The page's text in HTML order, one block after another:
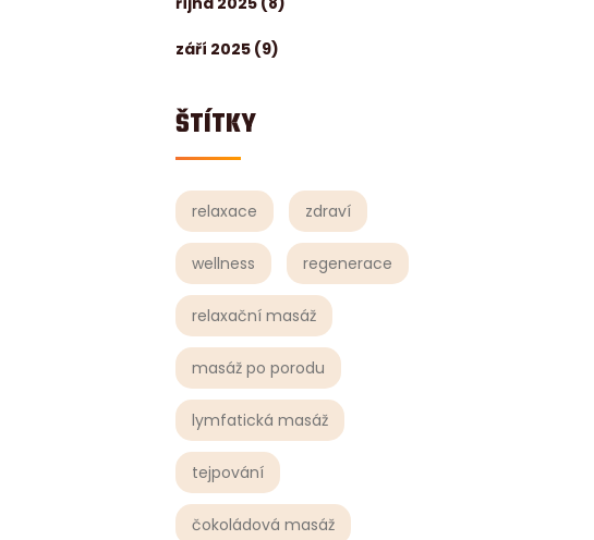
září 2025 (9)
ŠTÍTKY
relaxace zdraví
wellness regenerace
relaxační masáž
masáž po porodu
lymfatická masáž
tejpování
čokoládová masáž